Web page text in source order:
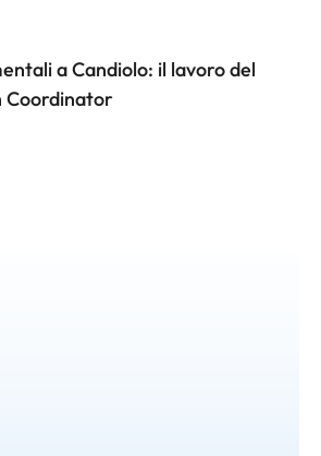
a Candiolo: il lavoro del
Coordinator